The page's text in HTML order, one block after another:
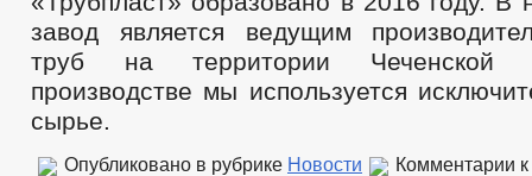
завод является ведущим
труб на территории Чеченской
производстве мы используется
сырье.
Опубликовано в рубрике Новости Комментарии